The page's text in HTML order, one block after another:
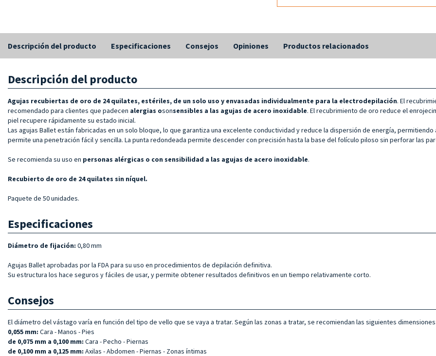
Descripción del producto Especificaciones Consejos Opiniones Productos relacionados
Descripción del producto
Agujas recubiertas de oro de 24 quilates, estériles, de un solo uso y envasadas individualmente para la electrodepilación. El
recomendado para clientes que padecen alergias osonsensibles a las agujas de acero inoxidable. El recubrimiento de oro reduce el
piel recupere rápidamente su estado inicial.
Las agujas Ballet están fabricadas en un solo bloque, lo que garantiza una excelente conductividad y reduce la dispersión de energía,
permite una penetración fácil y sencilla. La punta redondeada permite descender con precisión hasta la base del folículo piloso sin perforar las
Se recomienda su uso en personas alérgicas o con sensibilidad a las agujas de acero inoxidable.
Recubierto de oro de 24 quilates sin níquel.
Paquete de 50 unidades.
Especificaciones
Diámetro de fijación: 0,80 mm
Agujas Ballet aprobadas por la FDA para su uso en procedimientos de depilación definitiva.
Su estructura los hace seguros y fáciles de usar, y permite obtener resultados definitivos en un tiempo relativamente corto.
Consejos
El diámetro del vástago varía en función del tipo de vello que se vaya a tratar. Según las zonas a tratar, se recomiendan las siguientes
0,055 mm: Cara - Manos - Pies
de 0,075 mm a 0,100 mm: Cara - Pecho - Piernas
de 0,100 mm a 0,125 mm: Axilas - Abdomen - Piernas - Zonas íntimas